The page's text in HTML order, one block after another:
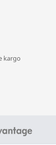
kargo